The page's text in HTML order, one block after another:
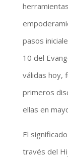
pasos
10 del
válidas hoy,
primeros
ellas en
El
través del